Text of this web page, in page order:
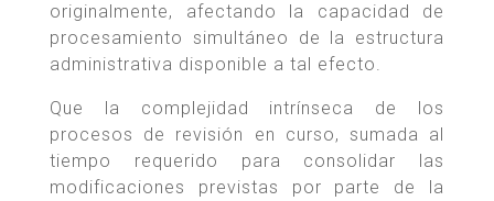
originalmente, afectando la capacidad de
procesamiento simultáneo de la estructura
administrativa disponible a tal efecto.
Que la complejidad intrínseca de los
procesos de revisión en curso, sumada al
tiempo requerido para consolidar las
modificaciones previstas por parte de la